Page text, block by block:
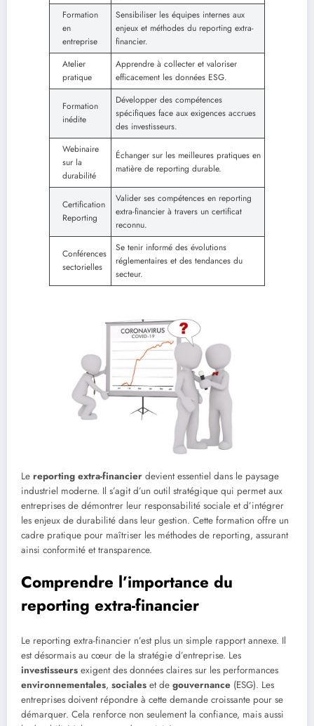
Formation
en
entreprise
Sensibiliser les équipes internes aux
enjeux et méthodes du reporting extra-
financier.
Atelier
pratique
Apprendre à collecter et valoriser
efficacement les données ESG.
Formation
inédite
Développer des compétences
spécifiques face aux exigences accrues
des investisseurs.
Webinaire
sur la
durabilité
Échanger sur les meilleures pratiques en
matière de reporting durable.
Certification
Reporting
Valider ses compétences en reporting
extra-financier à travers un certificat
reconnu.
Conférences
sectorielles
Se tenir informé des évolutions
réglementaires et des tendances du
secteur.
Le reporting extra-financier devient essentiel dans le paysage
industriel moderne. Il s’agit d’un outil stratégique qui permet aux
entreprises de démontrer leur responsabilité sociale et d’intégrer
les enjeux de durabilité dans leur gestion. Cette formation offre un
cadre pratique pour maîtriser les méthodes de reporting, assurant
ainsi conformité et transparence.
Comprendre l’importance du
reporting extra-financier
Le reporting extra-financier n’est plus un simple rapport annexe. Il
est désormais au cœur de la stratégie d’entreprise. Les
investisseurs exigent des données claires sur les performances
environnementales, sociales et de gouvernance (ESG). Les
entreprises doivent répondre à cette demande croissante pour se
démarquer. Cela renforce non seulement la confiance, mais aussi